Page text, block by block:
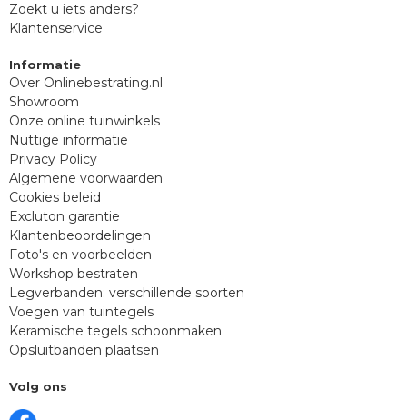
Zoekt u iets anders?
Klantenservice
Informatie
Over Onlinebestrating.nl
Showroom
Onze online tuinwinkels
Nuttige informatie
Privacy Policy
Algemene voorwaarden
Cookies beleid
Excluton garantie
Klantenbeoordelingen
Foto's en voorbeelden
Workshop bestraten
Legverbanden: verschillende soorten
Voegen van tuintegels
Keramische tegels schoonmaken
Opsluitbanden plaatsen
Volg ons